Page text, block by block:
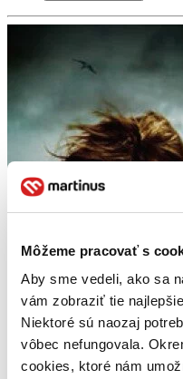
Môžeme pracovať s
Aby sme vedeli, ako sa
vám zobraziť tie
Niektoré sú naozaj
vôbec nefungovala.
cookies, ktoré nám